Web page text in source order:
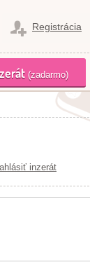
Registrácia
(zadarmo)
inzerát